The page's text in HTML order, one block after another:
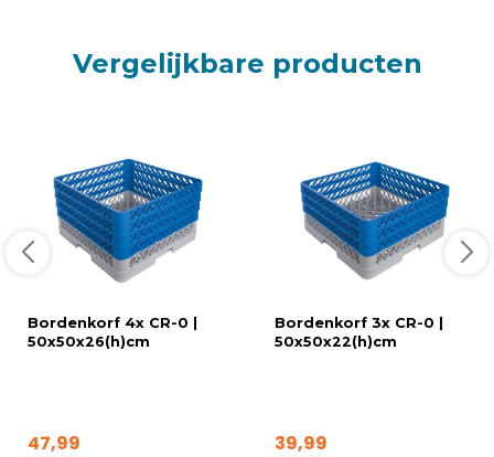
Vergelijkbare producten
Bordenkorf 4x CR-0 |
50x50x26(h)cm
47,99
Bordenkorf 3x CR-0 |
50x50x22(h)cm
39,99